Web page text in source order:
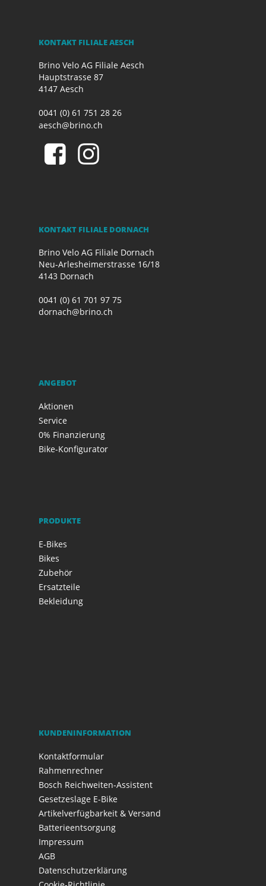
KONTAKT FILIALE AESCH
Brino Velo AG Filiale Aesch
Hauptstrasse 87
4147 Aesch
0041 (0) 61 751 28 26
aesch@brino.ch
KONTAKT FILIALE DORNACH
Brino Velo AG Filiale Dornach
Neu-Arlesheimerstrasse 16/18
4143 Dornach
0041 (0) 61 701 97 75
dornach@brino.ch
ANGEBOT
Aktionen
Service
0% Finanzierung
Bike-Konfigurator
PRODUKTE
E-Bikes
Bikes
Zubehör
Ersatzteile
Bekleidung
KUNDENINFORMATION
Kontaktformular
Rahmenrechner
Bosch Reichweiten-Assistent
Gesetzeslage E-Bike
Artikelverfügbarkeit & Versand
Batterieentsorgung
Impressum
AGB
Datenschutzerklärung